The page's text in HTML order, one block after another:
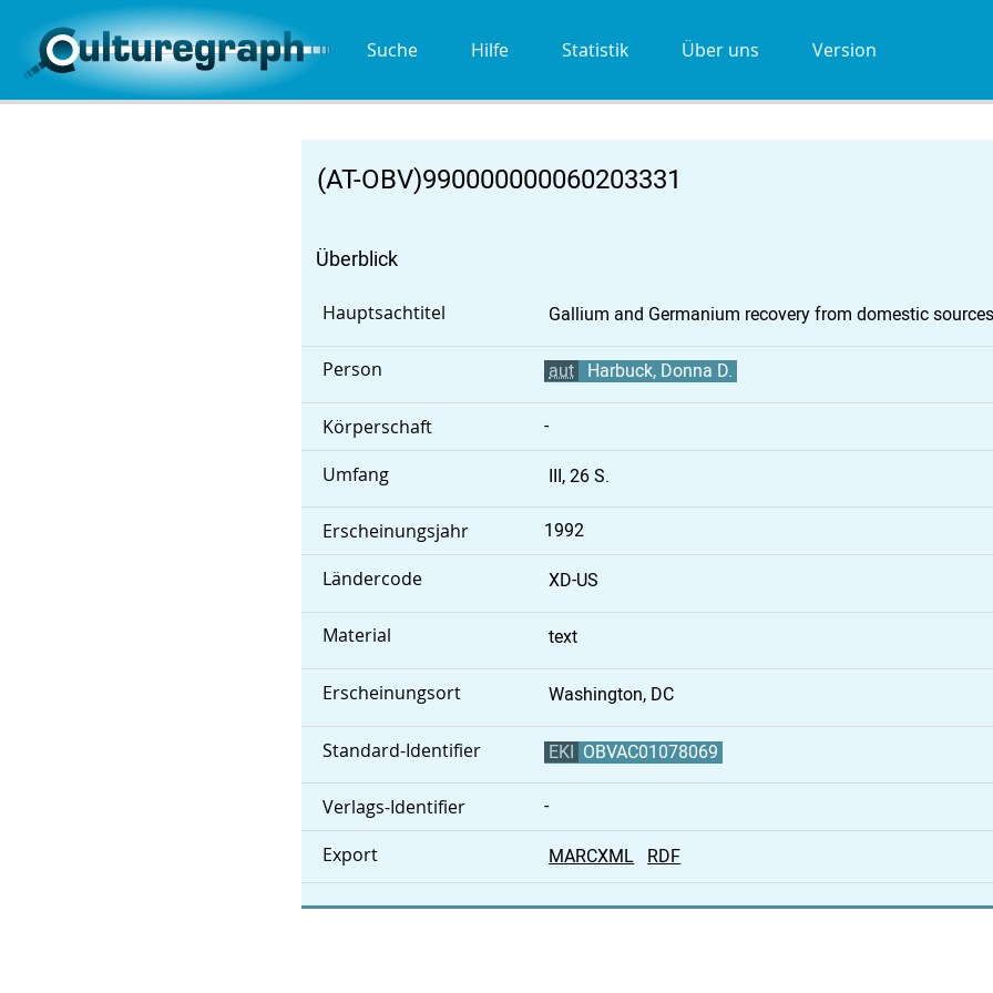
Suche Hilfe Statistik Über uns Version
(AT-OBV)990000000060203331
Überblick
Hauptsachtitel Gallium and Germanium recovery from domestic
Person aut Harbuck, Donna D.
Körperschaft -
Umfang III, 26 S.
Erscheinungsjahr 1992
Ländercode XD-US
Material text
Erscheinungsort Washington, DC
Standard-Identifier EKI OBVAC01078069
Verlags-Identifier -
Export MARCXML RDF